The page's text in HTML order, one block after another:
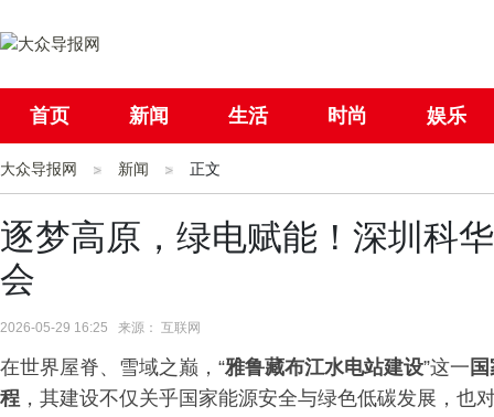
首页 新闻 生活 时尚 娱乐
社会 国际
大众导报网 新闻 正文
逐梦高原，绿电赋能！深圳科
会
2026-05-29 16:25 来源： 互联网
在世界屋脊、雪域之巅，“雅鲁藏布江水电站建设”这一
程 ，其建设不仅关乎国家能源安全与绿色低碳发展，